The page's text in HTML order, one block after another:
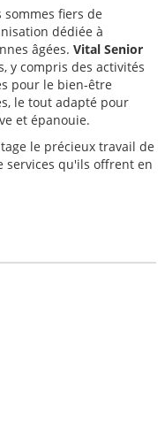
sommes fiers de
dédiée à
âgées. Vital Senior
y compris des activités
pour le bien-être
le tout adapté pour
et épanouie.
le précieux travail de
services qu'ils offrent en